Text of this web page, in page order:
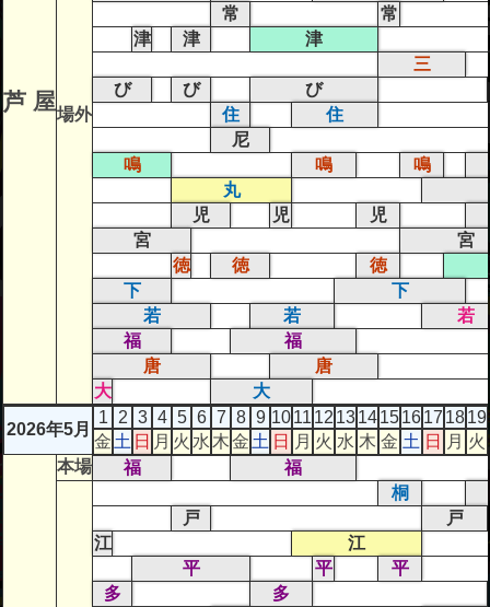
芦 屋場外
常
常
津
津
津
三
び
び
び
住
住
尼
鳴
鳴 鳴
丸
児
児
児
宮
宮
徳
徳
徳
下
下
若
若
若
福
福
唐
唐
大
大
2026年5月
1 2 3 4 5 6 7 8 9 1011 12 1314151617 1819
金 土 日 月 火 水 木金 土 日 月 火 水 木 金 土 日 月 火
本場 福 福
桐
戸
戸
江
江
平
平
平
多
多